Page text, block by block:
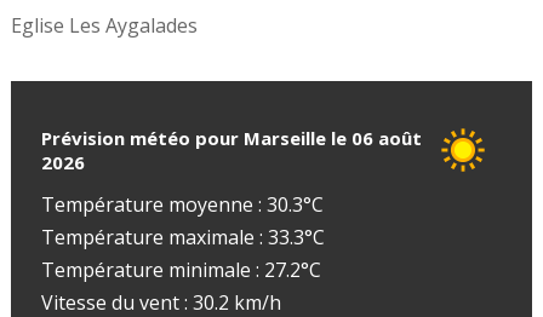
Eglise Les Aygalades
Prévision météo pour Marseille le 06 août
2026
Température moyenne : 30.3°C
Température maximale : 33.3°C
Température minimale : 27.2°C
Vitesse du vent : 30.2 km/h